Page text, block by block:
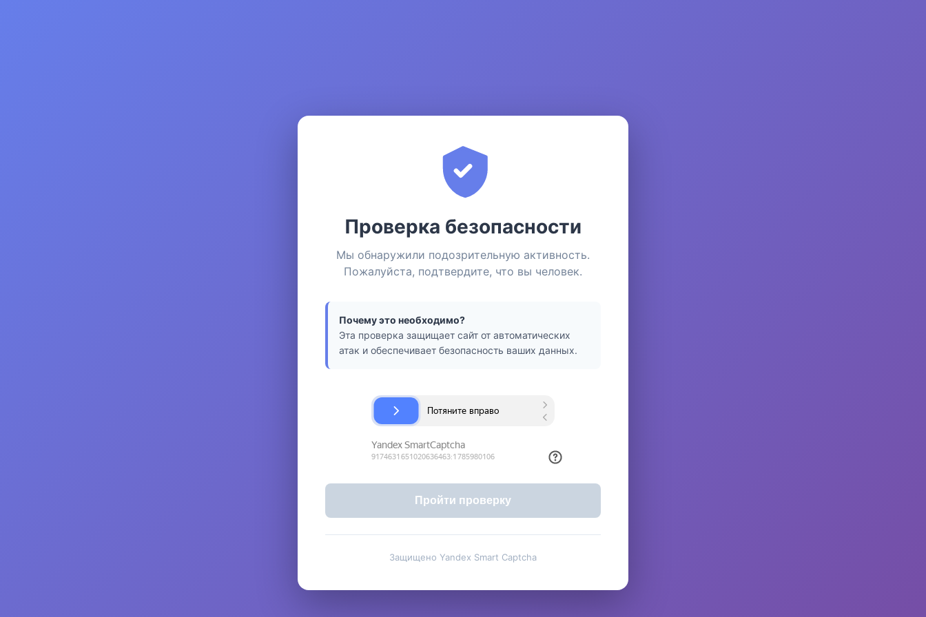
Проверка безопасности
Мы обнаружили подозрительную активность.
Пожалуйста, подтвердите, что вы человек.
Почему это необходимо?
Эта проверка защищает сайт от автоматических
атак и обеспечивает безопасность ваших данных.
Пройти проверку
Защищено Yandex Smart Captcha